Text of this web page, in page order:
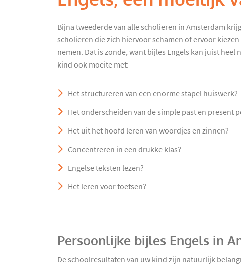
Bijna tweederde van alle scholieren in Amsterdam
scholieren die zich hiervoor schamen of ervoor kiezen
nemen. Dat is zonde, want bijles Engels kan juist heel
kind ook moeite met:
Het structureren van een enorme stapel huiswerk?
Het onderscheiden van de simple past en present
Het uit het hoofd leren van woordjes en zinnen?
Concentreren in een drukke klas?
Engelse teksten lezen?
Het leren voor toetsen?
Persoonlijke bijles Engels in
De schoolresultaten van uw kind zijn natuurlijk